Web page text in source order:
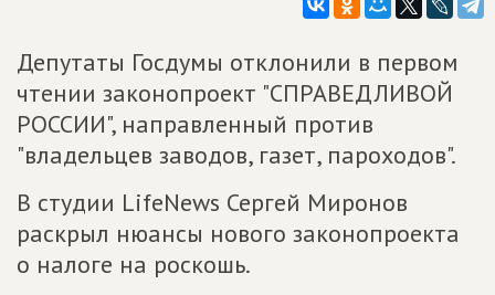
Депутаты Госдумы отклонили в первом
чтении законопроект "СПРАВЕДЛИВОЙ
РОССИИ", направленный против
"владельцев заводов, газет, пароходов".
В студии LifeNews Сергей Миронов
раскрыл нюансы нового законопроекта
о налоге на роскошь.